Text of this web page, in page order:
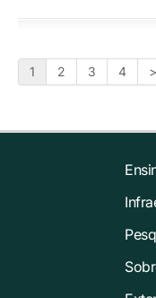
1 2 3 4 >